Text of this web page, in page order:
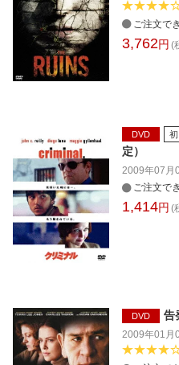
ご注文で
3,762円 (
DVD
定）
2009年07月
ご注文で
1,414円 (
DVD 告
2009年01月